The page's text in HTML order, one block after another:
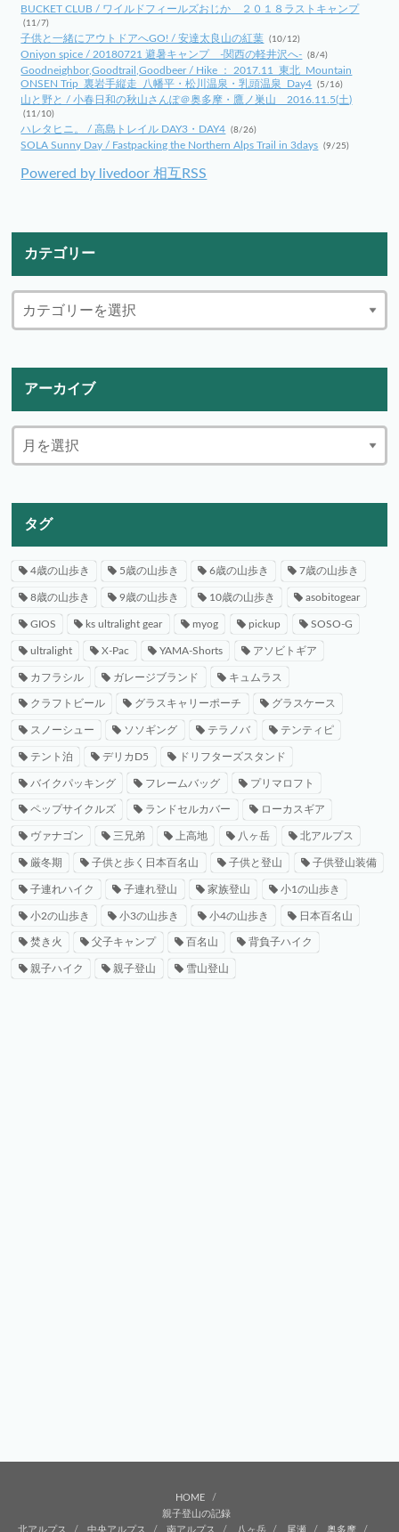
BUCKET CLUB / ワイルドフィールズおじか ２０１８ラストキャンプ
(11/7)
子供と一緒にアウトドアへGO! / 安達太良山の紅葉 (10/12)
Oniyon spice / 20180721 避暑キャンプ -関西の軽井沢へ- (8/4)
Goodneighbor,Goodtrail,Goodbeer / Hike ： 2017.11_東北_Mountain
ONSEN Trip_裏岩手縦走_八幡平・松川温泉・乳頭温泉_Day4 (5/16)
山と野と / 小春日和の秋山さんぽ＠奥多摩・鷹ノ巣山 2016.11.5(土)
(11/10)
ハレタヒニ。 / 高島トレイル DAY3・DAY4 (8/26)
SOLA Sunny Day / Fastpacking the Northern Alps Trail in 3days (9/25)
Powered by livedoor 相互RSS
カテゴリー
アーカイブ
タグ
4歳の山歩き 5歳の山歩き 6歳の山歩き 7歳の山歩き
8歳の山歩き 9歳の山歩き 10歳の山歩き asobitogear
GIOS ks ultralight gear myog pickup SOSO-G
ultralight X-Pac YAMA-Shorts アソビトギア
カフラシル ガレージブランド キュムラス
クラフトビール グラスキャリーポーチ グラスケース
スノーシュー ソソギング テラノバ テンティピ
テント泊 デリカD5 ドリフターズスタンド
バイクパッキング フレームバッグ プリマロフト
ペップサイクルズ ランドセルカバー ローカスギア
ヴァナゴン 三兄弟 上高地 八ヶ岳 北アルプス
厳冬期 子供と歩く日本百名山 子供と登山 子供登山装備
子連れハイク 子連れ登山 家族登山 小1の山歩き
小2の山歩き 小3の山歩き 小4の山歩き 日本百名山
焚き火 父子キャンプ 百名山 背負子ハイク
親子ハイク 親子登山 雪山登山
HOME
親子登山の記録
北アルプス
中央アルプス 南アルプス 八ヶ岳 尾瀬 奥多摩